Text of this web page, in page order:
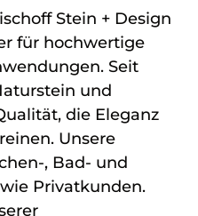
Stein + Design
für hochwertige
Seit
und
die Eleganz
Unsere
, Bad- und
Privatkunden.